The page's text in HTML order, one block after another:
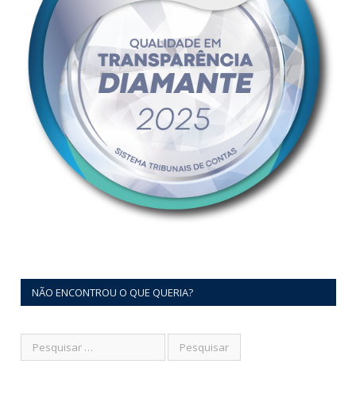
NÃO ENCONTROU O QUE QUERIA?